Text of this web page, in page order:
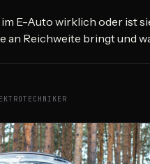
E-Auto wirklich oder ist
an Reichweite bringt und